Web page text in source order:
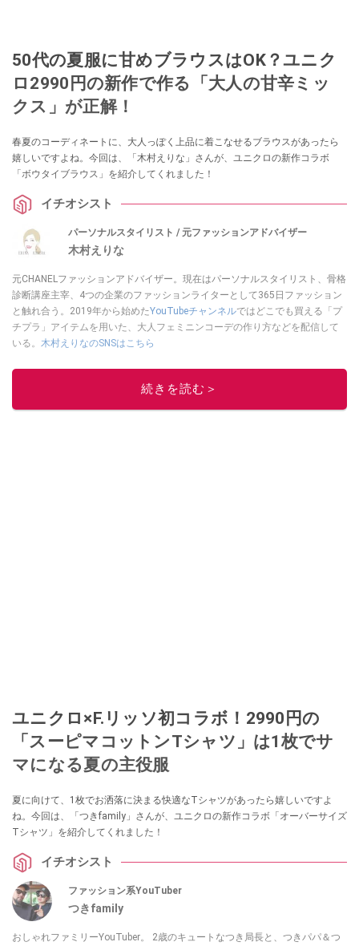
50代の夏服に甘めブラウスはOK？ユニク
ロ2990円の新作で作る「大人の甘辛ミッ
クス」が正解！
春夏のコーディネートに、大人っぽく上品に着こなせるブラウスがあったら
嬉しいですよね。今回は、「木村えりな」さんが、ユニクロの新作コラボ
「ボウタイブラウス」を紹介してくれました！
イチオシスト
パーソナルスタイリスト / 元ファッションアドバイザー
木村えりな
元CHANELファッションアドバイザー。現在はパーソナルスタイリスト、骨格
診断講座主宰、4つの企業のファッションライターとして365日ファッション
と触れ合う。2019年から始めたYouTubeチャンネルではどこでも買える「プ
チプラ」アイテムを用いた、大人フェミニンコーデの作り方などを配信して
いる。 木村えりなのSNSはこちら
このイチオシストの他の記事を読む
続きを読む＞
ユニクロ×F.リッソ初コラボ！2990円の
「スーピマコットンTシャツ」は1枚でサ
マになる夏の主役服
夏に向けて、1枚でお洒落に決まる快適なTシャツがあったら嬉しいですよ
ね。今回は、「つきfamily」さんが、ユニクロの新作コラボ「オーバーサイズ
Tシャツ」を紹介してくれました！
イチオシスト
ファッション系YouTuber
つきfamily
おしゃれファミリーYouTuber。 2歳のキュートなつき局長と、つきパパ＆つ